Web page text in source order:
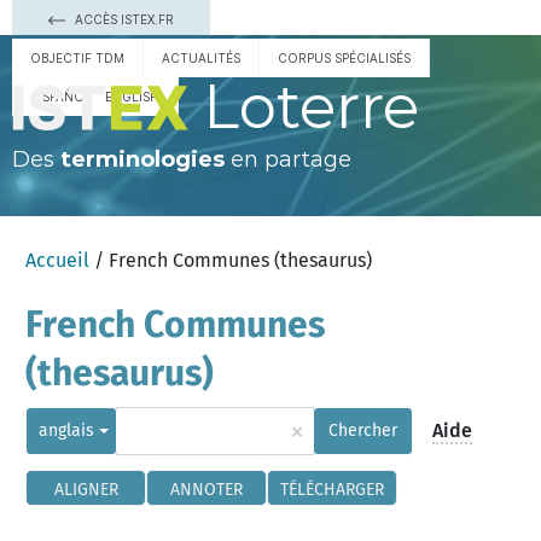
ACCÈS ISTEX.FR
OBJECTIF TDM ACTUALITÉS CORPUS SPÉCIALISÉS
ESPAÑOL ENGLISH Loterre
Des terminologies en partage
Accueil / French Communes (thesaurus)
French Communes
(thesaurus)
anglais × Chercher Aide
ALIGNER ANNOTER TÉLÉCHARGER